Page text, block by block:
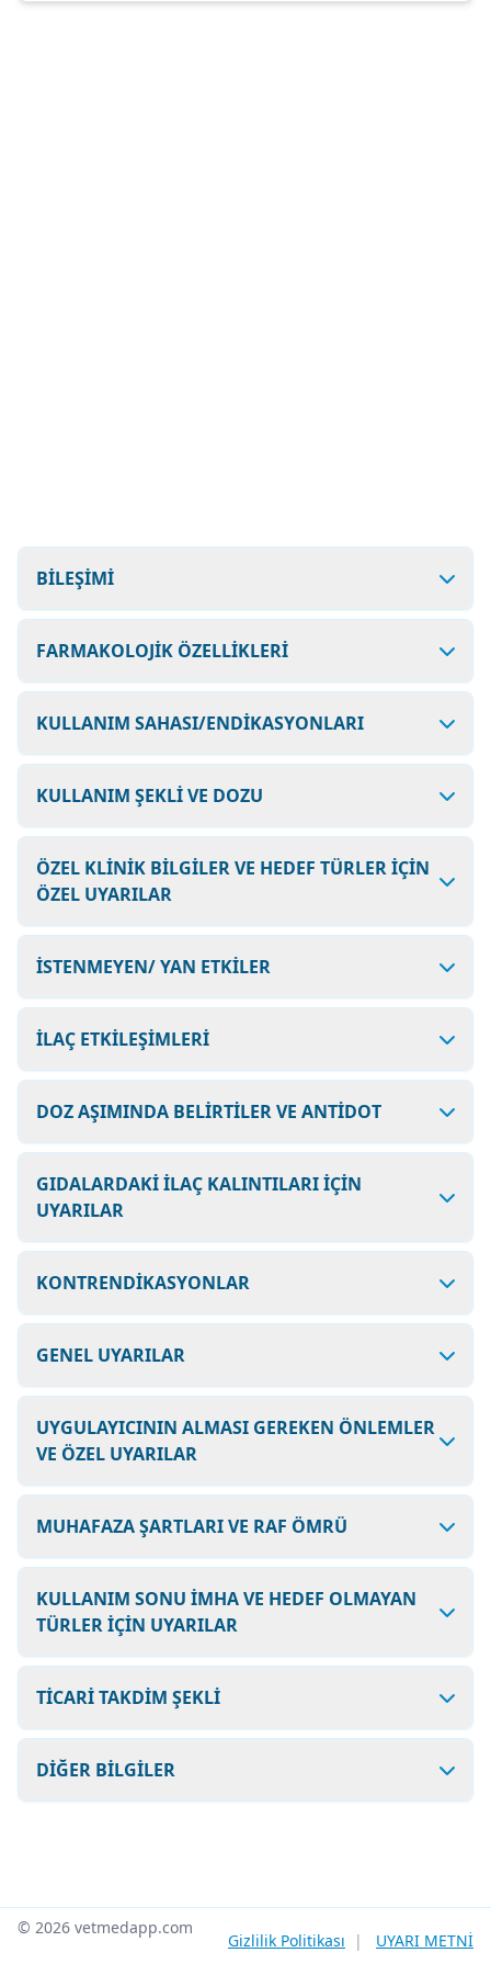
BİLEŞİMİ
FARMAKOLOJİK ÖZELLİKLERİ
KULLANIM SAHASI/ENDİKASYONLARI
KULLANIM ŞEKLİ VE DOZU
ÖZEL KLİNİK BİLGİLER VE HEDEF TÜRLER İÇİN
ÖZEL UYARILAR
İSTENMEYEN/ YAN ETKİLER
İLAÇ ETKİLEŞİMLERİ
DOZ AŞIMINDA BELİRTİLER VE ANTİDOT
GIDALARDAKİ İLAÇ KALINTILARI İÇİN
UYARILAR
KONTRENDİKASYONLAR
GENEL UYARILAR
UYGULAYICININ ALMASI GEREKEN ÖNLEMLER
VE ÖZEL UYARILAR
MUHAFAZA ŞARTLARI VE RAF ÖMRÜ
KULLANIM SONU İMHA VE HEDEF OLMAYAN
TÜRLER İÇİN UYARILAR
TİCARİ TAKDİM ŞEKLİ
DİĞER BİLGİLER
© 2026 vetmedapp.com
Gizlilik Politikası | UYARI METNİ